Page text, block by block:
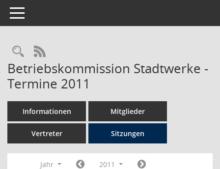
Toggle navigation
Rechercheauswahl
RSS-Feed
Betriebskommission Stadtwerke -
Termine 2011
Informationen Mitglieder
Vertreter Sitzungen
Jahr
2011